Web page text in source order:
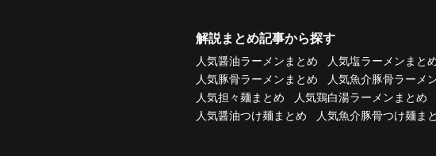
解説まとめ記事から探す
人気醤油ラーメンまとめ 人気塩ラーメンまと
人気豚骨ラーメンまとめ
人気魚介豚骨ラーメ
人気担々麺まとめ
人気鶏白湯ラーメンまとめ
人気醤油つけ麺まとめ
人気魚介豚骨つけ麺ま